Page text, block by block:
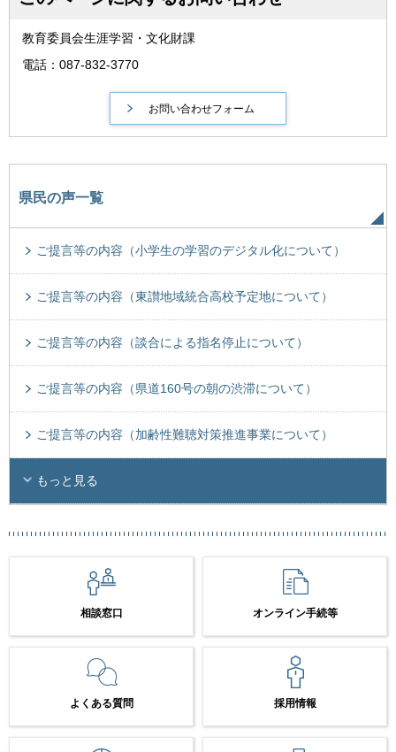
教育委員会生涯学習・文化財課
電話：087-832-3770
県民の声一覧
ご提言等の内容（小学生の学習のデジタル化について）
ご提言等の内容（東讃地域統合高校予定地について）
ご提言等の内容（談合による指名停止について）
ご提言等の内容（県道160号の朝の渋滞について）
ご提言等の内容（加齢性難聴対策推進事業について）
もっと見る
相談窓口 オンライン手続等
よくある質問 採用情報